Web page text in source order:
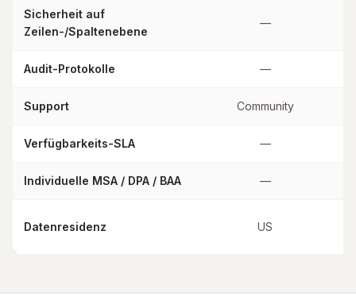
Sicherheit auf
Zeilen-/Spaltenebene
—
Audit-Protokolle —
Support Community
Verfügbarkeits-SLA —
Individuelle MSA / DPA / BAA —
Datenresidenz US